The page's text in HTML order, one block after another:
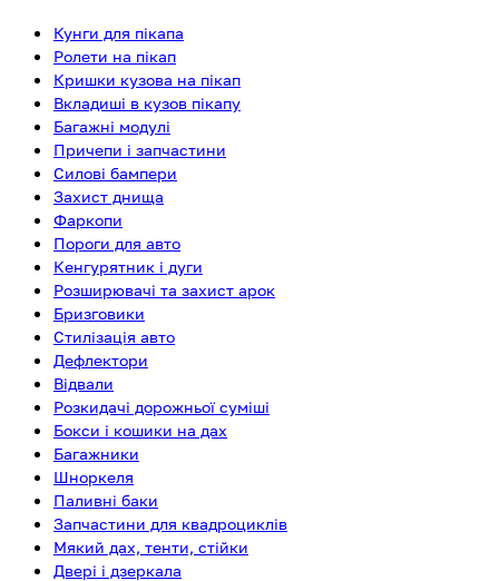
Кунги для пікапа
Ролети на пікап
Кришки кузова на пікап
Вкладиші в кузов пікапу
Багажні модулі
Причепи і запчастини
Силові бампери
Захист днища
Фаркопи
Пороги для авто
Кенгурятник і дуги
Розширювачі та захист арок
Бризговики
Стилізація авто
Дефлектори
Відвали
Розкидачі дорожньої суміші
Бокси і кошики на дах
Багажники
Шноркеля
Паливні баки
Запчастини для квадроциклів
Мякий дах, тенти, стійки
Двері і дзеркала